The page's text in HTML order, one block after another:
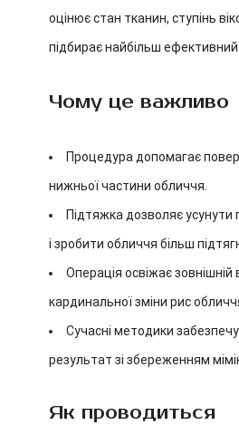
оцінює стан тканин, ступінь
підбирає найбільш ефективний
Чому це важливо
Процедура допомагає
нижньої частини обличчя.
Підтяжка дозволяє усунути
і зробити обличчя більш
Операція освіжає зовнішній
кардинальної зміни рис
Сучасні методики
результат зі збереженням
Як проводиться